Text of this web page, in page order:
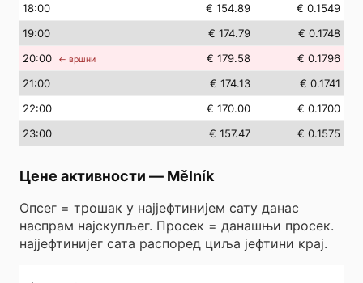
18:00 € 154.89
€ 0.1549
19:00 € 174.79
€ 0.1748
20:00 ← вршни € 179.58
€ 0.1796
21:00 € 174.13
€ 0.1741
22:00 € 170.00
€ 0.1700
23:00 € 157.47 € 0.1575
Цене активности — Mělník
Опсег = трошак у најјефтинијем сату данас
наспрам најскупљег. Просек = данашњи просек.
најјефтинијег сата распоред циља јефтини крај.